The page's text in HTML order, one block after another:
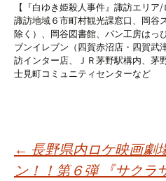
【『白ゆき姫殺人事件』諏訪エリア
諏訪地域６市町村観光課窓口、岡谷
除く）、岡谷図書館、パン工房はっ
ブンイレブン（四賀赤沼店・四賀武
訪インター店、ＪＲ茅野駅構内、茅
士見町コミュニティセンターなど
投
← 長野県内ロケ映画劇
ン！！第６弾 『サクラ